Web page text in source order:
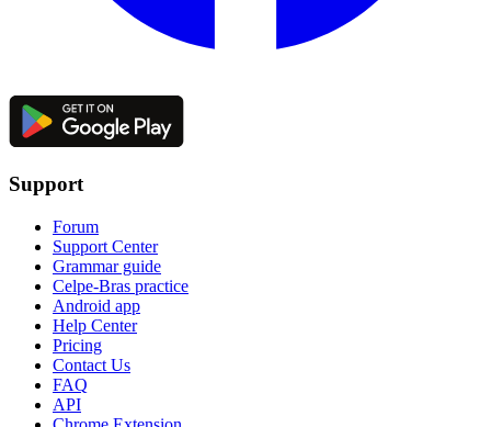
Support
Forum
Support Center
Grammar guide
Celpe-Bras practice
Android app
Help Center
Pricing
Contact Us
FAQ
API